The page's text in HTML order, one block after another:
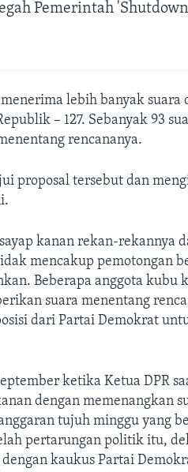
Pemerintah
lebih banyak suara
– 127. Sebanyak 93
rencananya.
proposal tersebut dan
kanan rekan-rekannya
mencakup pemotongan
Beberapa anggota kubu
suara menentang
dari Partai Demokrat
ketika Ketua DPR
dengan memenangkan
tujuh minggu yang
pertarungan politik itu,
kaukus Partai